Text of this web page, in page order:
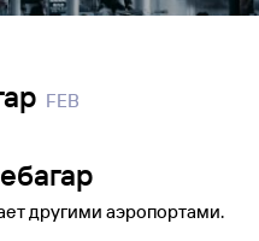
FEB
другими аэропортами.